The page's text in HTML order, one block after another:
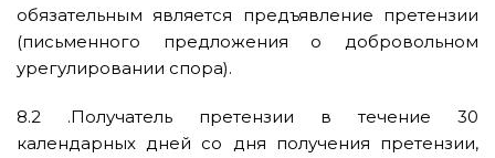
обязательным является предъявление претензии
(письменного предложения о добровольном
урегулировании спора).
8.2 .Получатель претензии в течение 30
календарных дней со дня получения претензии,